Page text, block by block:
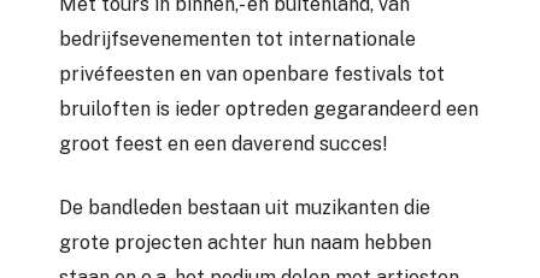
bedrijfsevenementen tot internationale
privéfeesten en van openbare festivals tot
bruiloften is ieder optreden gegarandeerd een
groot feest en een daverend succes!
De bandleden bestaan uit muzikanten die
grote projecten achter hun naam hebben